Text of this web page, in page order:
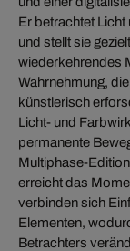
Er betrachtet
und stellt sie
wiederkehrendes
Wahrnehmung,
künstlerisch
Licht- und
permanente
Multiphase-
erreicht das
verbinden sich
Elementen,
Betrachters